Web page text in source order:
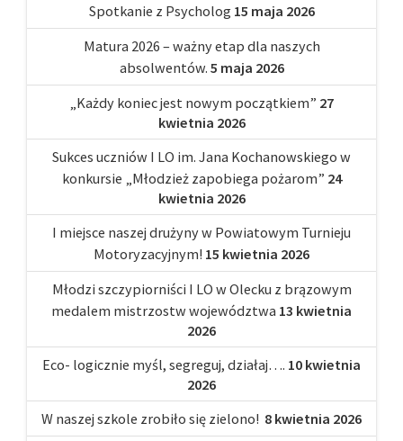
Spotkanie z Psycholog 15 maja 2026
Matura 2026 – ważny etap dla naszych
absolwentów. 5 maja 2026
„Każdy koniec jest nowym początkiem” 27
kwietnia 2026
Sukces uczniów I LO im. Jana Kochanowskiego w
konkursie „Młodzież zapobiega pożarom” 24
kwietnia 2026
I miejsce naszej drużyny w Powiatowym Turnieju
Motoryzacyjnym! 15 kwietnia 2026
Młodzi szczypiorniści I LO w Olecku z brązowym
medalem mistrzostw województwa 13 kwietnia
2026
Eco- logicznie myśl, segreguj, działaj…. 10 kwietnia
2026
W naszej szkole zrobiło się zielono! 8 kwietnia 2026